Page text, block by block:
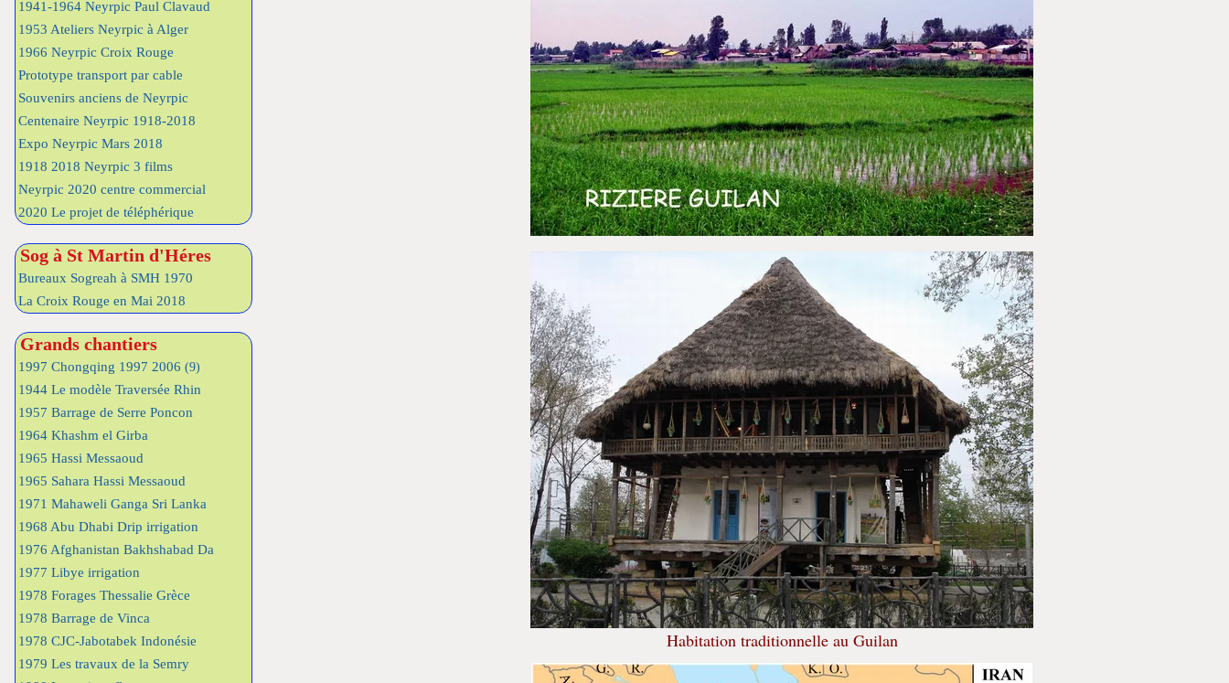
1941-1964 Neyrpic Paul Clavaud
1953 Ateliers Neyrpic à Alger
1966 Neyrpic Croix Rouge
Prototype transport par cable
Souvenirs anciens de Neyrpic
Centenaire Neyrpic 1918-2018
Expo Neyrpic Mars 2018
1918 2018 Neyrpic 3 films
Neyrpic 2020 centre commercial
2020 Le projet de téléphérique
Sog à St Martin d'Héres
Bureaux Sogreah à SMH 1970
La Croix Rouge en Mai 2018
Grands chantiers
1997 Chongqing 1997 2006 (9)
1944 Le modèle Traversée Rhin
1957 Barrage de Serre Poncon
1964 Khashm el Girba
1965 Hassi Messaoud
1965 Sahara Hassi Messaoud
1971 Mahaweli Ganga Sri Lanka
1968 Abu Dhabi Drip irrigation
1976 Afghanistan Bakhshabad Da
1977 Libye irrigation
1978 Forages Thessalie Grèce
1978 Barrage de Vinca
1978 CJC-Jabotabek Indonésie
1979 Les travaux de la Semry
Habitation traditionnelle au Guilan